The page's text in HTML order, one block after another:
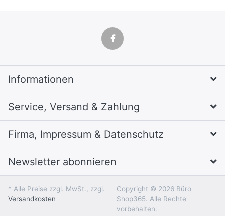
Informationen
Service, Versand & Zahlung
Firma, Impressum & Datenschutz
Newsletter abonnieren
* Alle Preise zzgl. MwSt., zzgl.
Versandkosten
Copyright © 2026 Büro
Shop365. Alle Rechte
vorbehalten.